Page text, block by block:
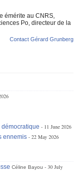
émérite au CNRS,
Po, directeur de la
Contact Gérard Grunberg
11 June 2026
ennemis
22 May 2026
Céline Bayou
30 July